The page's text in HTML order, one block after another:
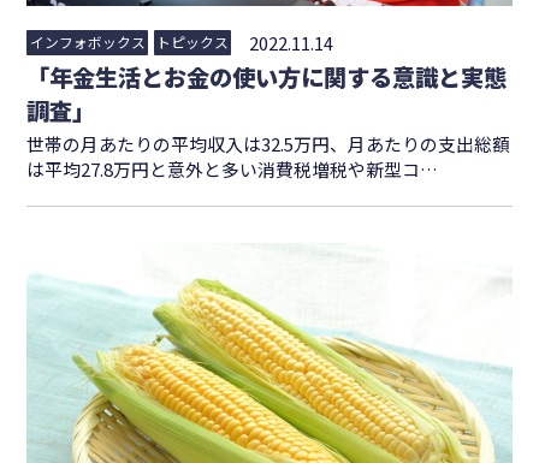
インフォボックス トピックス 2022.11.14
「年金生活とお金の使い方に関する意識と実態
調査」
世帯の月あたりの平均収入は32.5万円、月あたりの支出総額
は平均27.8万円と意外と多い消費税増税や新型コ…